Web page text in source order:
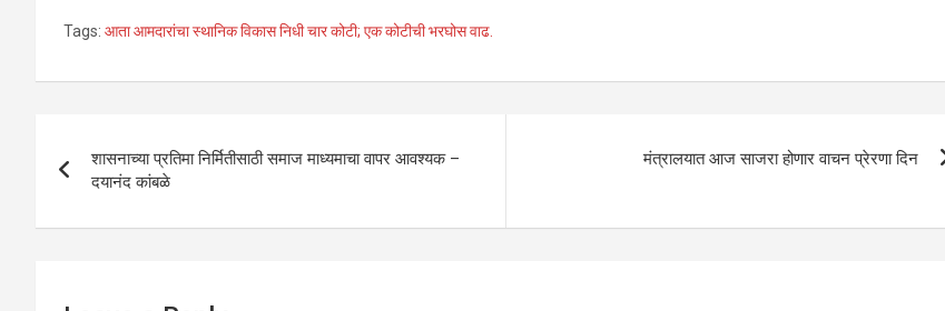
at
s
p
p
ce
b
o
k
wi
tt
er
n
ke
dI
m
ail
h
ar
e
Tags: आता आमदारांचा स्थानिक विकास निधी चार कोटी; एक कोटीची भरघोस वाढ.
navigation
शासनाच्या प्रतिमा निर्मितीसाठी समाज माध्यमाचा वापर आवश्यक –
दयानंद कांबळे
मंत्रालयात आज साजरा होणार वाचन प्रेरणा दिन